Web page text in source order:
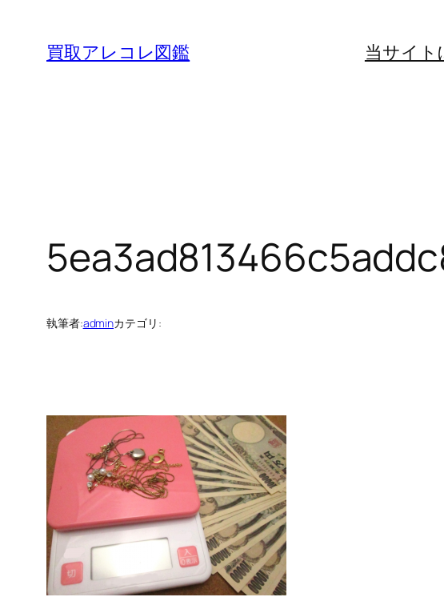
買取アレコレ図鑑 当サイ
執筆者:adminカテゴリ: